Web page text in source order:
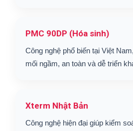
PMC 90DP (Hóa sinh)
Công nghệ phổ biến tại Việt
mối ngầm, an toàn và dễ triển
Xterm Nhật Bản
Công nghệ hiện đại giúp kiểm